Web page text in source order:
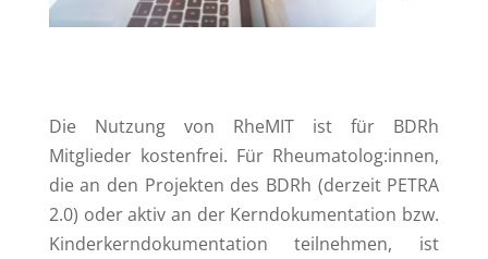
Die Nutzung von RheMIT ist für BDRh
Mitglieder kostenfrei. Für Rheumatolog:innen,
die an den Projekten des BDRh (derzeit PETRA
2.0) oder aktiv an der Kerndokumentation bzw.
Kinderkerndokumentation teilnehmen, ist